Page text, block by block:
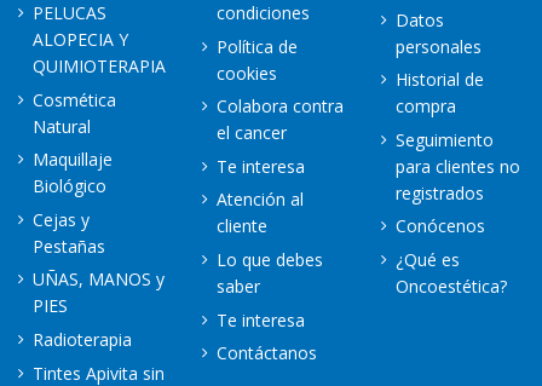
PELUCAS
ALOPECIA Y
QUIMIOTERAPIA
Cosmética
Natural
Maquillaje
Biológico
Cejas y
Pestañas
UÑAS, MANOS y
PIES
Radioterapia
Tintes Apivita sin
condiciones
Política de
cookies
Colabora contra
el cancer
Te interesa
Atención al
cliente
Lo que debes
saber
Te interesa
Contáctanos
Datos
personales
Historial de
compra
Seguimiento
para clientes no
registrados
Conócenos
¿Qué es
Oncoestética?